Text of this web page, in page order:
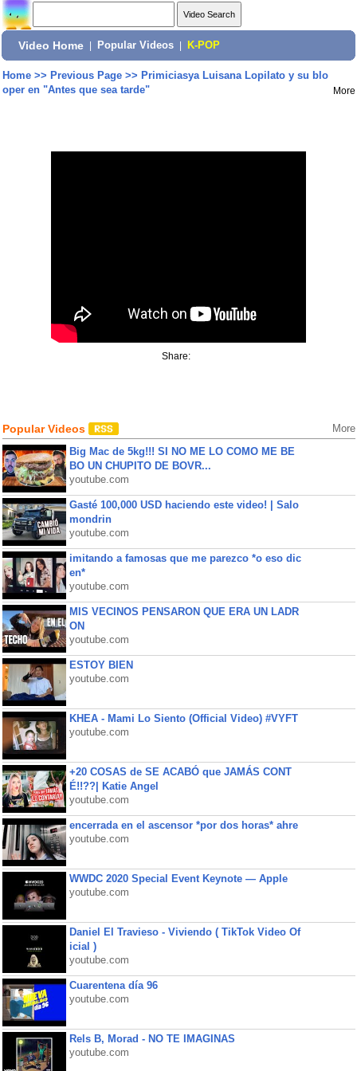
Video Home Popular Videos K-POP
Home>> Previous Page>> Primiciasya Luisana Lopilato y su blo
oper en "Antes que sea tarde"
More
Share:
Popular Videos More
Big Mac de 5kg!!! SI NO ME LO COMO ME BE
BO UN CHUPITO DE BOVR...
youtube.com
Gasté 100,000 USD haciendo este video! | Salo
mondrin
youtube.com
imitando a famosas que me parezco *o eso dic
en*
youtube.com
MIS VECINOS PENSARON QUE ERA UN LADR
ON
youtube.com
ESTOY BIEN
youtube.com
KHEA - Mami Lo Siento (Official Video) #VYFT
youtube.com
+20 COSAS de SE ACABÓ que JAMÁS CONT
É!!??| Katie Angel
youtube.com
encerrada en el ascensor *por dos horas* ahre
youtube.com
WWDC 2020 Special Event Keynote — Apple
youtube.com
Daniel El Travieso - Viviendo ( TikTok Video Of
icial )
youtube.com
Cuarentena día 96
youtube.com
Rels B, Morad - NO TE IMAGINAS
youtube.com